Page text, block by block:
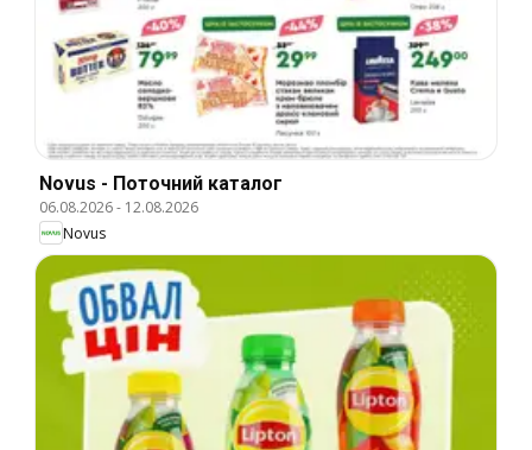
Novus - Поточний каталог
06.08.2026- 12.08.2026
Novus